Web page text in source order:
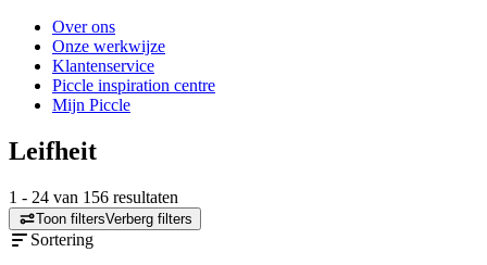
Over ons
Onze werkwijze
Klantenservice
Piccle inspiration centre
Mijn Piccle
Leifheit
1 - 24 van 156 resultaten
Toon filtersVerberg filters
Sortering